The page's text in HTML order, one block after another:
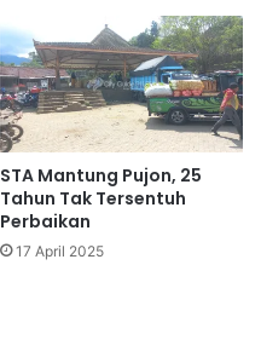
STA Mantung Pujon, 25
Tahun Tak Tersentuh
Perbaikan
17 April 2025